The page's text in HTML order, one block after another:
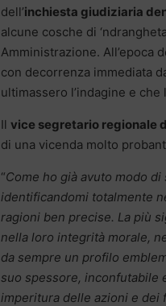
dell’inchiesta giudiziaria
alcune cosche di
Amministrazione. All’epoca
con decorrenza immediata
ultimassero l’indagine e
Il vice segretario regionale
di una vicenda molto
“Come ho già avuto modo
identificandomi totalmente
ragioni ben precise. La più
nella loro integrità morale,
da sempre un profilo
suo spessore, inconfutabile
imperitura delle azioni e dei